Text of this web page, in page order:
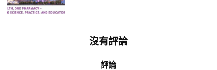
沒有評論
評論